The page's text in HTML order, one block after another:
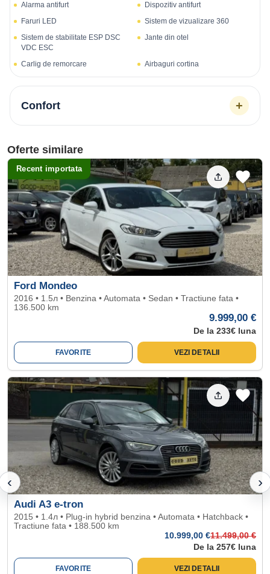
Alarma antifurt
Dispozitiv antifurt
Faruri LED
Sistem de vizualizare 360
Sistem de stabilitate ESP DSC
VDC ESC
Jante din otel
Carlig de remorcare Airbaguri cortina
Confort +
Oferte similare
‹ ›
Recent importata
Ford Mondeo
2016 • 1.5л • Benzina • Automata • Sedan • Tractiune fata •
136.500 km
9.999,00 €
De la 233€ luna
FAVORITE VEZI DETALII
Audi A3 e-tron
2015 • 1.4л • Plug-in hybrid benzina • Automata • Hatchback •
Tractiune fata • 188.500 km
10.999,00 €11.499,00 €
De la 257€ luna
FAVORITE VEZI DETALII